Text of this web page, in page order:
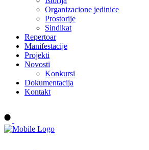
Organizacione jedinice
Prostorije
Sindikat
Repertoar
Manifestacije
Projekti
Novosti
Konkursi
Dokumentacija
Kontakt